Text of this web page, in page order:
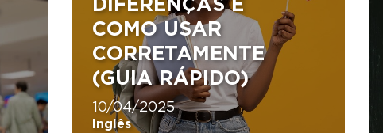
DIFERENÇAS E
COMO USAR
CORRETAMENTE
(GUIA RÁPIDO)
10/04/2025
Inglês